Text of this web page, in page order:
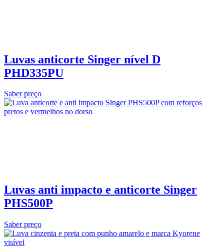
Luvas anticorte Singer nível D
PHD335PU
Saber preço
Luvas anti impacto e anticorte Singer
PHS500P
Saber preço